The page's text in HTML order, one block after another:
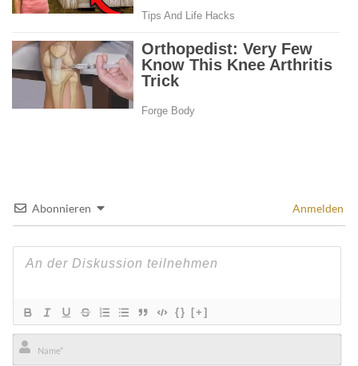
Abonnieren Anmelden
{} [+]